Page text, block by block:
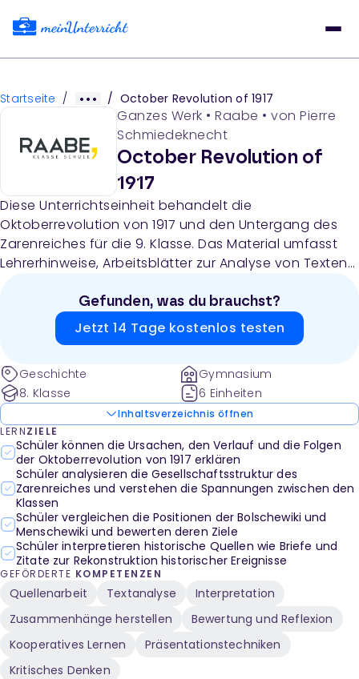
Startseite / / October Revolution of 1917
Ganzes Werk • Raabe • von Pierre
Schmiedeknecht
October Revolution of
1917
Diese Unterrichtseinheit behandelt die
Oktoberrevolution von 1917 und den Untergang des
Zarenreiches für die 9. Klasse. Das Material umfasst
Lehrerhinweise, Arbeitsblätter zur Analyse von Texten
Gruppenarbeitsaufgaben und eine Lernzielkontrolle,
die Schüler die Ursachen, den Verlauf und die Folgen
der sozialistischen Revolution erarbeiten lassen.
Gefunden, was du brauchst?
Jetzt 14 Tage kostenlos testen
Geschichte
8. Klasse
Gymnasium
6 Einheiten
Inhaltsverzeichnis öffnen
LERNZIELE
Schüler können die Ursachen, den Verlauf und die Folgen
der Oktoberrevolution von 1917 erklären
Schüler analysieren die Gesellschaftsstruktur des
Zarenreiches und verstehen die Spannungen zwischen den
Klassen
Schüler vergleichen die Positionen der Bolschewiki und
Menschewiki und bewerten deren Ziele
Schüler interpretieren historische Quellen wie Briefe und
Zitate zur Rekonstruktion historischer Ereignisse
GEFÖRDERTE KOMPETENZEN
Quellenarbeit Textanalyse
Interpretation
Zusammenhänge herstellen
Bewertung und Reflexion
Kooperatives Lernen
Präsentationstechniken
Kritisches Denken